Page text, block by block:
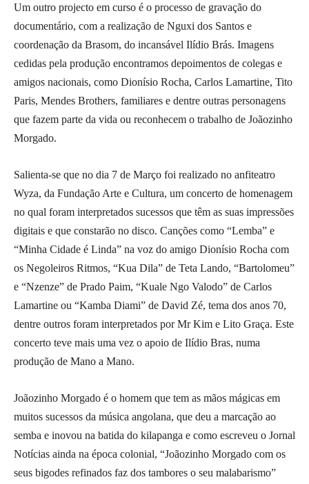
Um outro projecto em curso é o processo de gravação do
documentário, com a realização de Nguxi dos Santos e
coordenação da Brasom, do incansável Ilídio Brás. Imagens
cedidas pela produção encontramos depoimentos de colegas e
amigos nacionais, como Dionísio Rocha, Carlos Lamartine, Tito
Paris, Mendes Brothers, familiares e dentre outras personagens
que fazem parte da vida ou reconhecem o trabalho de Joãozinho
Morgado.
Salienta-se que no dia 7 de Março foi realizado no anfiteatro
Wyza, da Fundação Arte e Cultura, um concerto de homenagem
no qual foram interpretados sucessos que têm as suas impressões
digitais e que constarão no disco. Canções como “Lemba” e
“Minha Cidade é Linda” na voz do amigo Dionísio Rocha com
os Negoleiros Ritmos, “Kua Dila” de Teta Lando, “Bartolomeu”
e “Nzenze” de Prado Paim, “Kuale Ngo Valodo” de Carlos
Lamartine ou “Kamba Diami” de David Zé, tema dos anos 70,
dentre outros foram interpretados por Mr Kim e Lito Graça. Este
concerto teve mais uma vez o apoio de Ilídio Bras, numa
produção de Mano a Mano.
Joãozinho Morgado é o homem que tem as mãos mágicas em
muitos sucessos da música angolana, que deu a marcação ao
semba e inovou na batida do kilapanga e como escreveu o Jornal
Notícias ainda na época colonial, “Joãozinho Morgado com os
seus bigodes refinados faz dos tambores o seu malabarismo”